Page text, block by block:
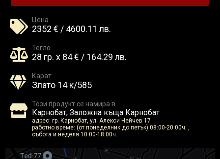
Цена
2352 € / 4600.11 лв.
Тегло
28 гр. x 84 € / 164.29 лв.
Карат
Злато 14 к/585
Този продукт се намира в
Карнобат, Заложна къща Карнобат
адрес: гр. Карнобат, ул. Алекси Нейчев 17
работно време: (от понеделник до петък) 08:00-20:00ч. ,
събота и неделя 10:00-18:00ч.